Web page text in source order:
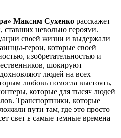
Максим Сухенко расскажет
ставших невольно героями.
своей жизни и выдержали
герои, которые своей
изобретательностью и
шокируют
людей на всех
любовь помогла выстоять,
которые для тысяч людей
Транспортники, которые
пути там, где это просто
свет в самые темные времена